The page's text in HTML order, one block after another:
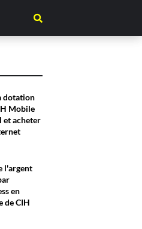
dotation
Mobile
et acheter
l'argent
en
de CIH